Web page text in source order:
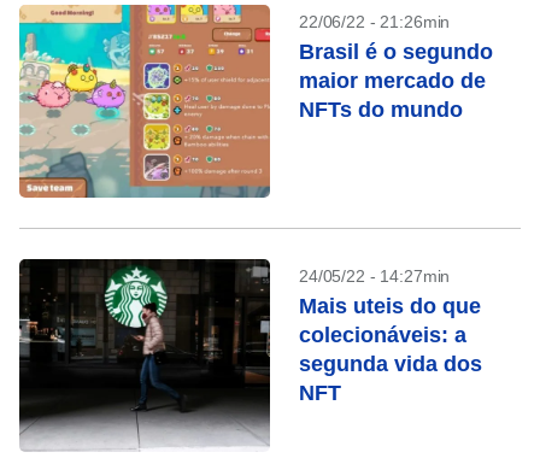
22/06/22 - 21:26min
Brasil é o segundo
maior mercado de
NFTs do mundo
24/05/22 - 14:27min
Mais uteis do que
colecionáveis: a
segunda vida dos
NFT